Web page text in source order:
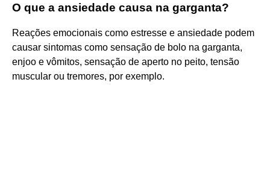
O que a ansiedade causa na garganta?
Reações emocionais como estresse e ansiedade podem
causar sintomas como sensação de bolo na garganta,
enjoo e vômitos, sensação de aperto no peito, tensão
muscular ou tremores, por exemplo.